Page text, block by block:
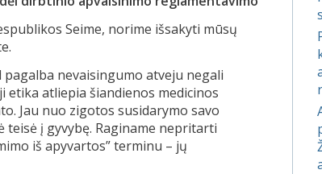
Seime, norime išsakyti mūsų
nevaisingumo atveju negali
atliepia šiandienos medicinos
Jau nuo zigotos susidarymo savo
į gyvybę. Raginame nepritarti
iš apyvartos” terminu – jų